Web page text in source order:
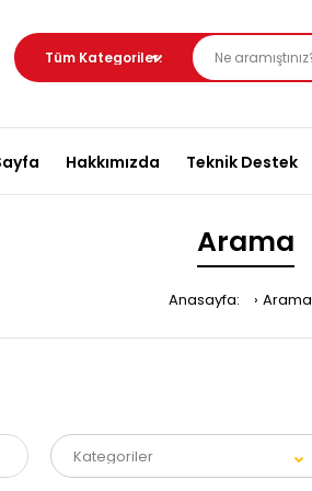
Hakkımızda Teknik Destek
Arama
Anasayfa: Arama